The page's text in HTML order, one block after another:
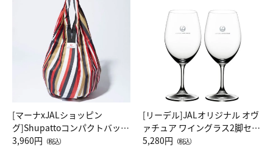
[マーナxJALショッピン
グ]Shupattoコンパクトバッグ
Drop JAL客室乗務員（LC）ス
3,960円 （税込）
[リーデル]JALオリジナル オヴ
ァチュア ワイングラス2脚セッ
ト（レッドワイン）
5,280円 （税込）